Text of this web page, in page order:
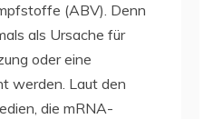
(ABV). Denn
als Ursache für
oder eine
werden. Laut den
die mRNA-